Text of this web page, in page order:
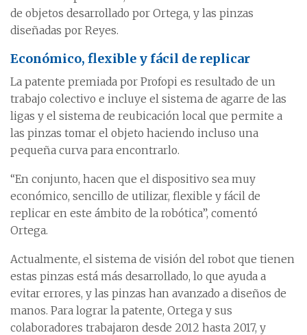
de objetos desarrollado por Ortega, y las pinzas
diseñadas por Reyes.
Económico, flexible y fácil de replicar
La patente premiada por Profopi es resultado de un
trabajo colectivo e incluye el sistema de agarre de las
ligas y el sistema de reubicación local que permite a
las pinzas tomar el objeto haciendo incluso una
pequeña curva para encontrarlo.
“En conjunto, hacen que el dispositivo sea muy
económico, sencillo de utilizar, flexible y fácil de
replicar en este ámbito de la robótica”, comentó
Ortega.
Actualmente, el sistema de visión del robot que tienen
estas pinzas está más desarrollado, lo que ayuda a
evitar errores, y las pinzas han avanzado a diseños de
manos. Para lograr la patente, Ortega y sus
colaboradores trabajaron desde 2012 hasta 2017, y